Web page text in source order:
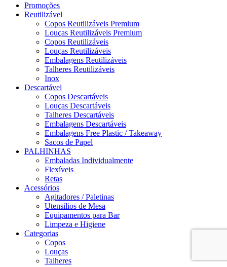
Promoções
Reutilizável
Copos Reutilizáveis Premium
Louças Reutilizáveis Premium
Copos Reutilizáveis
Louças Reutilizáveis
Embalagens Reutilizáveis
Talheres Reutilizáveis
Inox
Descartável
Copos Descartáveis
Louças Descartáveis
Talheres Descartáveis
Embalagens Descartáveis
Embalagens Free Plastic / Takeaway
Sacos de Papel
PALHINHAS
Embaladas Individualmente
Flexíveis
Retas
Acessórios
Agitadores / Paletinas
Utensilios de Mesa
Equipamentos para Bar
Limpeza e Higiene
Categorias
Copos
Louças
Talheres